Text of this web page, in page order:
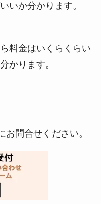
いか分かります。
料金はいくらくらい
かります。
問合せください。